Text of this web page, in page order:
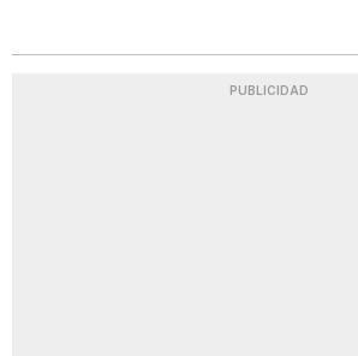
PUBLICIDAD